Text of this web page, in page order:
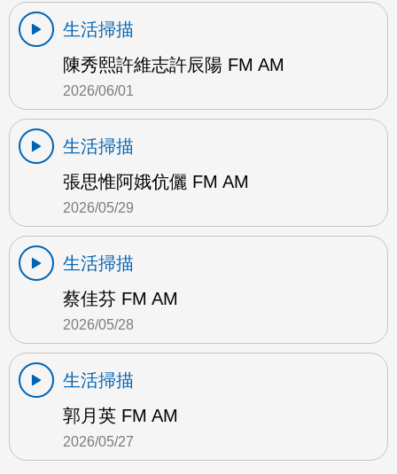
生活掃描
陳秀熙許維志許辰陽 FM AM
2026/06/01
生活掃描
張思惟阿娥伉儷 FM AM
2026/05/29
生活掃描
蔡佳芬 FM AM
2026/05/28
生活掃描
郭月英 FM AM
2026/05/27